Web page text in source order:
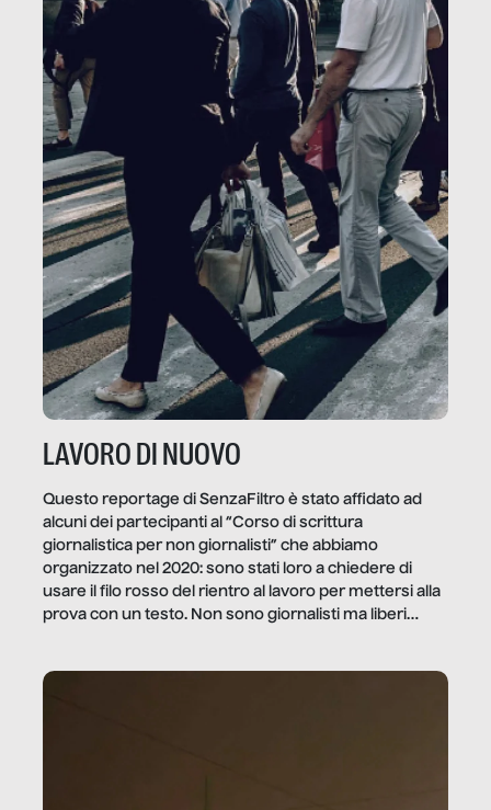
LAVORO DI NUOVO
Questo reportage di SenzaFiltro è stato affidato ad
alcuni dei partecipanti al “Corso di scrittura
giornalistica per non giornalisti” che abbiamo
organizzato nel 2020: sono stati loro a chiedere di
usare il filo rosso del rientro al lavoro per mettersi alla
prova con un testo. Non sono giornalisti ma liberi